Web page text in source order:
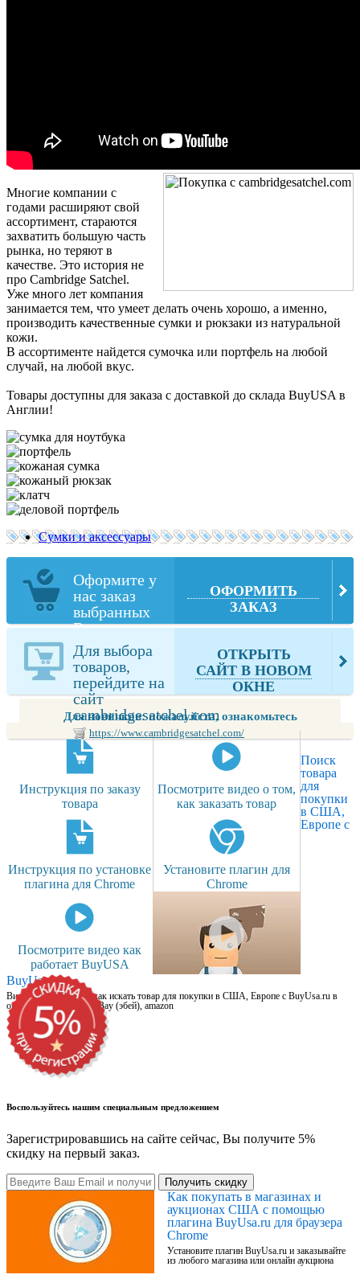
Многие компании с
годами расширяют свой
ассортимент, стараются
захватить большую часть
рынка, но теряют в
качестве. Это история не
про Cambridge Satchel.
Уже много лет компания
занимается тем, что умеет делать очень хорошо, а именно,
производить качественные сумки и рюкзаки из натуральной
кожи.
В ассортименте найдется сумочка или портфель на любой
случай, на любой вкус.
Товары доступны для заказа с доставкой до склада BuyUSA в
Англии!
Сумки и аксессуары
Оформите у
нас заказ
выбранных
Вами товаров
из
cambridgesatchel.com
ОФОРМИТЬ
ЗАКАЗ
Для выбора
товаров,
перейдите на
сайт
cambridgesatchel.com
https://www.cambridgesatchel.com/
ОТКРЫТЬ
САЙТ В НОВОМ
ОКНЕ
Для новичков: пожалуйста, ознакомьтесь
Инструкция по заказу
товара
Посмотрите видео о том,
как заказать товар
Инструкция по установке
плагина для Chrome
Установите плагин для
Chrome
Посмотрите видео как
работает BuyUSA
Поиск
товара
для
покупки
в США,
Европе с
BuyUsa.ru
Видео для новичков: как искать товар для покупки в США, Европе с BuyUsa.ru в
онлайн магазинах, на eBay (эбей), amazon
Воспользуйтесь нашим специальным предложением
Зарегистрировавшись на сайте сейчас, Вы получите 5%
скидку на первый заказ.
Получить скидку
Как покупать в магазинах и
аукционах США с помощью
плагина BuyUsa.ru для браузера
Chrome
Установите плагин BuyUsa.ru и заказывайте
из любого магазина или онлайн аукциона